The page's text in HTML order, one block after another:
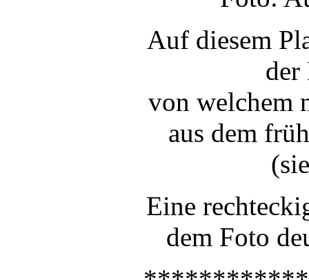
Auf diesem
der
von welchem
aus dem
Eine
dem Foto